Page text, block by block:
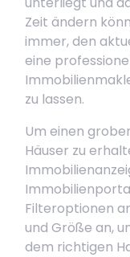
Zeit ändern
immer, den
eine
zu lassen.
Um einen
Häuser zu
Filteroptionen
und Größe an,
dem richtigen